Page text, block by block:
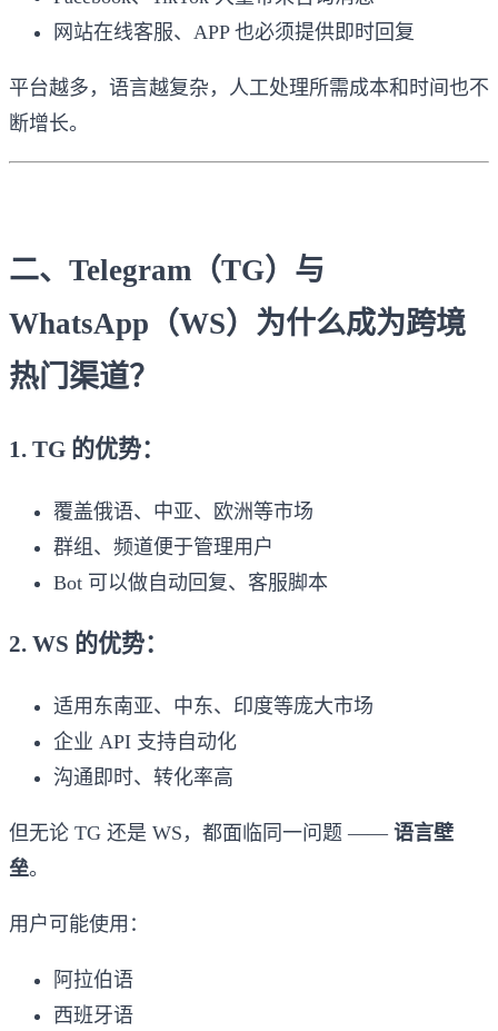
网站在线客服、APP 也必须提供即时回复
平台越多，语言越复杂，人工处理所需成本和时间也不
断增长。
二、Telegram（TG）与
WhatsApp（WS）为什么成为跨境
热门渠道？
1. TG 的优势：
覆盖俄语、中亚、欧洲等市场
群组、频道便于管理用户
Bot 可以做自动回复、客服脚本
2. WS 的优势：
适用东南亚、中东、印度等庞大市场
企业 API 支持自动化
沟通即时、转化率高
但无论 TG 还是 WS，都面临同一问题 —— 语言壁
垒。
用户可能使用：
阿拉伯语
西班牙语